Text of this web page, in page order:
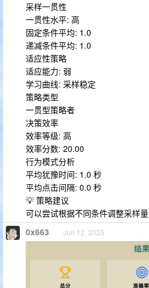
采样一贯性
一贯性水平: 高
固定条件平均: 1.0
递减条件平均: 1.0
适应性策略
适应能力: 弱
学习曲线: 采样稳定
策略类型
一贯型策略者
决策效率
效率等级: 高
效率分数: 20.00
行为模式分析
平均犹豫时间: 1.0 秒
平均点击间隔: 0.0 秒
💡 策略建议
可以尝试根据不同条件调整采样量
0x663 Jun 12, 2025